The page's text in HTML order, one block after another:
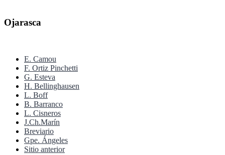
Ojarasca
E. Camou
F. Ortiz Pinchetti
G. Esteva
H. Bellinghausen
L. Boff
B. Barranco
L. Cisneros
J.Ch.Marín
Breviario
Gpe. Ángeles
Sitio anterior